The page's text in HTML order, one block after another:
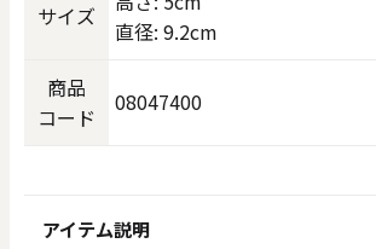
お買い物ガイド 企業情報
サイズ
直径: 9.2cm
商品
コード
08047400
アイテム説明